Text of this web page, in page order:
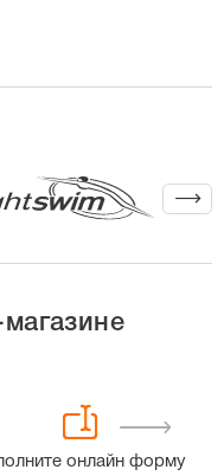
онлайн форму